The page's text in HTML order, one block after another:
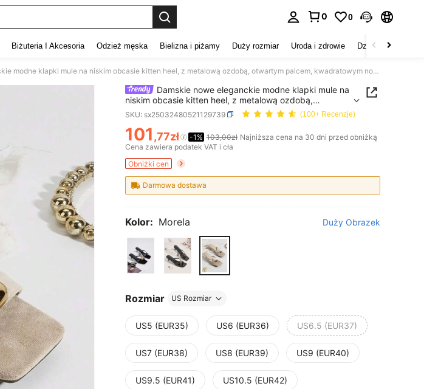
0 0
Biżuteria I Akcesoria Odzież męska Bielizna i piżamy Duży rozmiar Uroda i zdrowie Dzieci
Damskie nowe eleganckie modne klapki mule na niskim obcasie kitten heel, z metalową ozdobą, otwartym palcem, kwadratowym noskiem i paskiem typu thong, uniwersalne na plażę i na zewnątrz
Damskie nowe eleganckie modne klapki mule na
niskim obcasie kitten heel, z metalową ozdobą,
otwartym palcem, kwadratowym noskiem i paskiem
typu thong, uniwersalne na plażę i na zewnątrz
SKU: sx25032480521129739 (100+ Recenzje)
PRICE AND AVAILABILITY
101,77zł -1% 103,00zł Najniższa cena na 30 dni przed obniżką
Cena zawiera podatek VAT i cła
Obniżki cen
Darmowa dostawa
Kolor: Morela Duży Obrazek
Rozmiar US Rozmiar
US5 (EUR35) US6 (EUR36) US6.5 (EUR37)
US7 (EUR38) US8 (EUR39) US9 (EUR40)
US9.5 (EUR41) US10.5 (EUR42)